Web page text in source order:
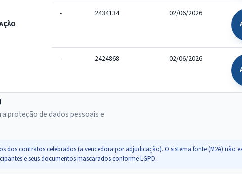
- 2434134
02/06/2026
- 2424868
02/06/2026
proteção de dados pessoais e
dos contratos celebrados (a vencedora por adjudicação). O sistema fonte (M2A)
e seus documentos mascarados conforme LGPD.